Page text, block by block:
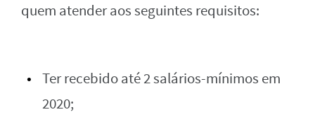
quem atender aos seguintes requisitos:
Ter recebido até 2 salários-mínimos em
2020;